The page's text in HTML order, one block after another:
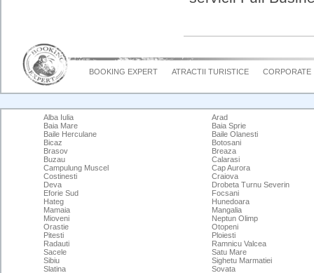
BOOKING EXPERT ATRACTII TURISTICE CORPORATE
Alba Iulia
Arad
Baia Mare
Baia Sprie
Baile Herculane
Baile Olanesti
Bicaz
Botosani
Brasov
Breaza
Buzau
Calarasi
Campulung Muscel
Cap Aurora
Costinesti
Craiova
Deva
Drobeta Turnu Severin
Eforie Sud
Focsani
Hateg
Hunedoara
Mamaia
Mangalia
Mioveni
Neptun Olimp
Orastie
Otopeni
Pitesti
Ploiesti
Radauti
Ramnicu Valcea
Sacele
Satu Mare
Sibiu
Sighetu Marmatiei
Slatina
Sovata